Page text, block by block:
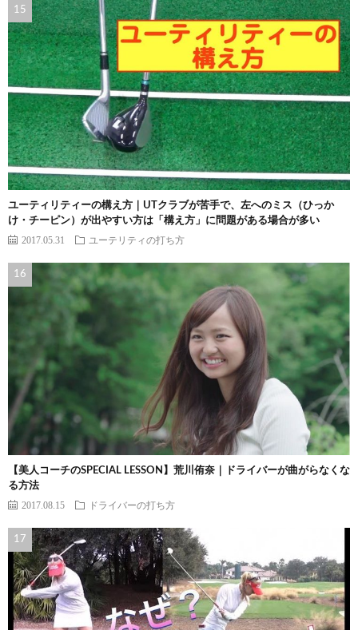
ユーティリティーの構え方｜UTクラブが苦手で、左へのミス（ひっか
け・チーピン）が出やすい方は「構え方」に問題がある場合が多い
2017.05.31 ユーテリティの打ち方
【美人コーチのSPECIAL LESSON】荒川侑奈｜ドライバーが曲がらなくな
る方法
2017.08.15 ドライバーの打ち方